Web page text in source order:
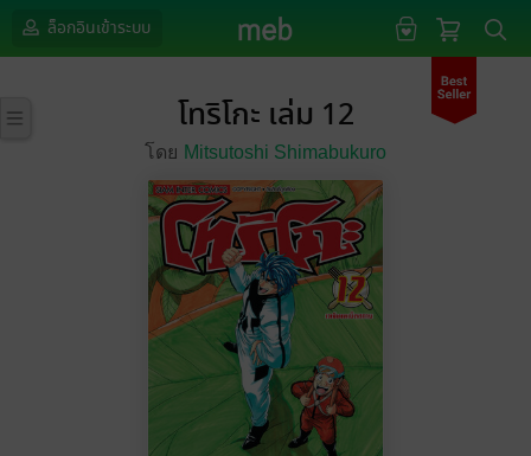
ล็อกอินเข้าระบบ
โทริโกะ เล่ม 12
โดย Mitsutoshi Shimabukuro